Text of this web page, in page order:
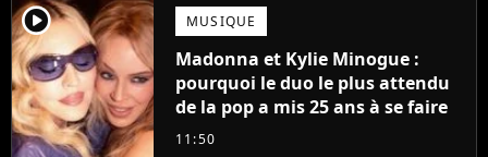
player2 MUSIQUE
Madonna et Kylie Minogue :
pourquoi le duo le plus attendu
de la pop a mis 25 ans à se faire
11:50